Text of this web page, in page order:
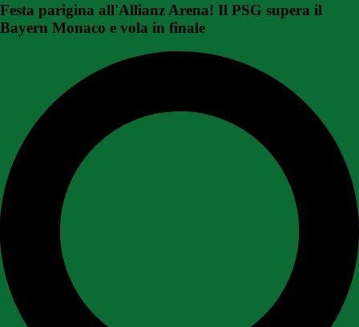
Festa parigina all'Allianz Arena! Il PSG supera il
Bayern Monaco e vola in finale